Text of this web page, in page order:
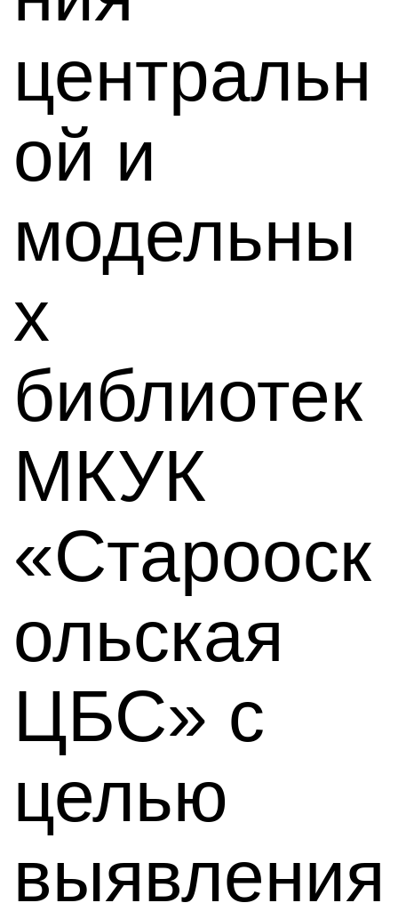
центральн
ой и
модельны
х
библиотек
МКУК
«Старооск
ольская
ЦБС» с
целью
выявления